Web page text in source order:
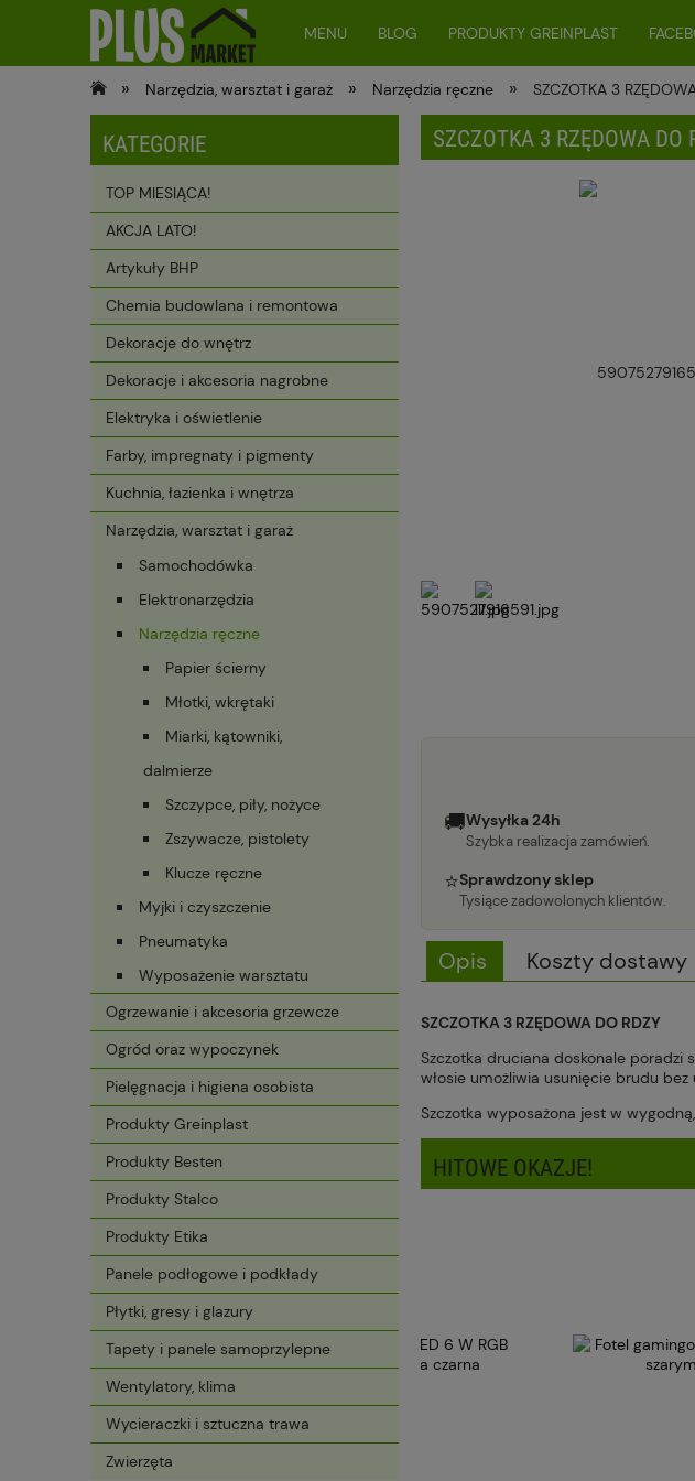
MENU BLOG PRODUKTY GREINPLAST
» Narzędzia, warsztat i garaż » Narzędzia ręczne » SZCZOTKA 3
KATEGORIE
TOP MIESIĄCA!
AKCJA LATO!
Artykuły BHP
Chemia budowlana i remontowa
Dekoracje do wnętrz
Dekoracje i akcesoria nagrobne
Elektryka i oświetlenie
Farby, impregnaty i pigmenty
Kuchnia, łazienka i wnętrza
Narzędzia, warsztat i garaż
Samochodówka
Elektronarzędzia
Narzędzia ręczne
Papier ścierny
Młotki, wkrętaki
Miarki, kątowniki,
dalmierze
Szczypce, piły, nożyce
Zszywacze, pistolety
Klucze ręczne
Myjki i czyszczenie
Pneumatyka
Wyposażenie warsztatu
Ogrzewanie i akcesoria grzewcze
Ogród oraz wypoczynek
Pielęgnacja i higiena osobista
Produkty Greinplast
Produkty Besten
Produkty Stalco
Produkty Etika
Panele podłogowe i podkłady
Płytki, gresy i glazury
Tapety i panele samoprzylepne
Wentylatory, klima
Wycieraczki i sztuczna trawa
Zwierzęta
SZCZOTKA 3 RZĘDOWA DO
🚚Wysyłka 24h
Szybka realizacja zamówień.
⭐Sprawdzony sklep
Tysiące zadowolonych klientów.
Opis Koszty dostawy
SZCZOTKA 3 RZĘDOWA DO RDZY
Szczotka druciana doskonale poradzi
włosie umożliwia usunięcie brudu
Szczotka wyposażona jest w
HITOWE OKAZJE!